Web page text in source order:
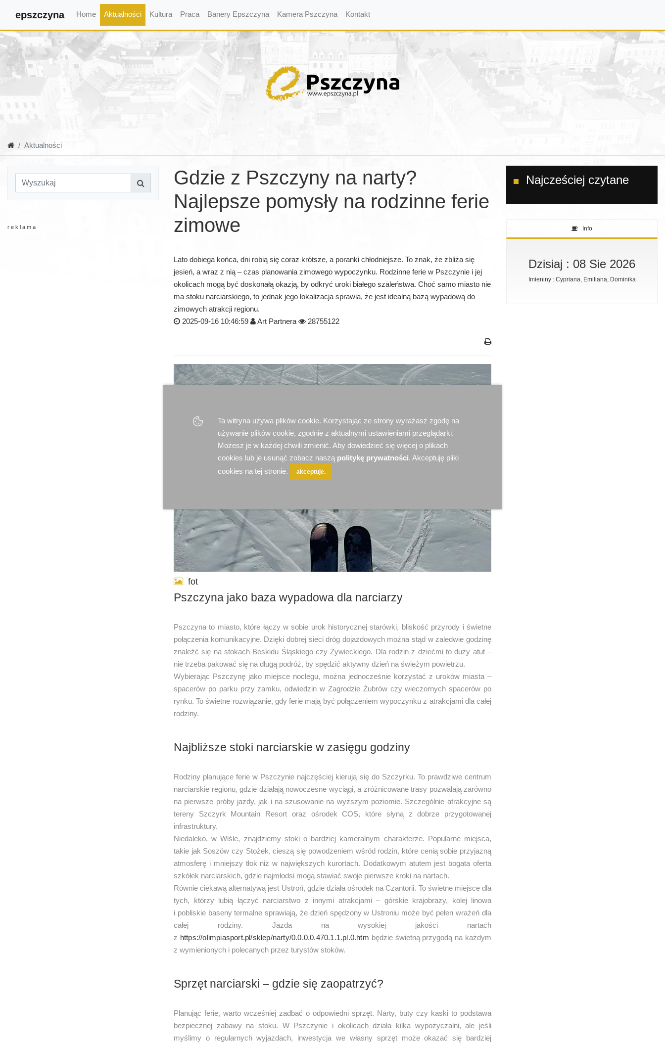
epszczyna Home Aktualności Kultura Praca Banery Epszczyna Kamera Pszczyna Kontakt
Aktualności
r e k l a m a
Gdzie z Pszczyny na narty?
Najlepsze pomysły na rodzinne ferie
zimowe
Lato dobiega końca, dni robią się coraz krótsze, a poranki chłodniejsze. To znak, że zbliża się
jesień, a wraz z nią – czas planowania zimowego wypoczynku. Rodzinne ferie w Pszczynie i jej
okolicach mogą być doskonałą okazją, by odkryć uroki białego szaleństwa. Choć samo miasto nie
ma stoku narciarskiego, to jednak jego lokalizacja sprawia, że jest idealną bazą wypadową do
zimowych atrakcji regionu.
2025-09-16 10:46:59
Art Partnera 28755122
fot
Pszczyna jako baza wypadowa dla narciarzy
Pszczyna to miasto, które łączy w sobie urok historycznej starówki, bliskość przyrody i świetne
połączenia komunikacyjne. Dzięki dobrej sieci dróg dojazdowych można stąd w zaledwie godzinę
znaleźć się na stokach Beskidu Śląskiego czy Żywieckiego. Dla rodzin z dziećmi to duży atut –
nie trzeba pakować się na długą podróż, by spędzić aktywny dzień na świeżym powietrzu.
Wybierając Pszczynę jako miejsce noclegu, można jednocześnie korzystać z uroków miasta –
spacerów po parku przy zamku, odwiedzin w Zagrodzie Żubrów czy wieczornych spacerów po
rynku. To świetne rozwiązanie, gdy ferie mają być połączeniem wypoczynku z atrakcjami dla całej
rodziny.
Najbliższe stoki narciarskie w zasięgu godziny
Rodziny planujące ferie w Pszczynie najczęściej kierują się do Szczyrku. To prawdziwe centrum
narciarskie regionu, gdzie działają nowoczesne wyciągi, a zróżnicowane trasy pozwalają zarówno
na pierwsze próby jazdy, jak i na szusowanie na wyższym poziomie. Szczególnie atrakcyjne są
tereny Szczyrk Mountain Resort oraz ośrodek COS, które słyną z dobrze przygotowanej
infrastruktury.
Niedaleko, w Wiśle, znajdziemy stoki o bardziej kameralnym charakterze. Popularne miejsca,
takie jak Soszów czy Stożek, cieszą się powodzeniem wśród rodzin, które cenią sobie przyjazną
atmosferę i mniejszy tłok niż w największych kurortach. Dodatkowym atutem jest bogata oferta
szkółek narciarskich, gdzie najmłodsi mogą stawiać swoje pierwsze kroki na nartach.
Równie ciekawą alternatywą jest Ustroń, gdzie działa ośrodek na Czantorii. To świetne miejsce dla
tych, którzy lubią łączyć narciarstwo z innymi atrakcjami – górskie krajobrazy, kolej linowa
i pobliskie baseny termalne sprawiają, że dzień spędzony w Ustroniu może być pełen wrażeń dla
całej rodziny. Jazda na wysokiej jakości nartach
z https://olimpiasport.pl/sklep/narty/0.0.0.0.470.1.1.pl.0.htm będzie świetną przygodą na każdym
z wymienionych i polecanych przez turystów stoków.
Sprzęt narciarski – gdzie się zaopatrzyć?
Planując ferie, warto wcześniej zadbać o odpowiedni sprzęt. Narty, buty czy kaski to podstawa
bezpiecznej zabawy na stoku. W Pszczynie i okolicach działa kilka wypożyczalni, ale jeśli
myślimy o regularnych wyjazdach, inwestycja we własny sprzęt może okazać się bardziej
Najcześciej czytane
Info
Dzisiaj : 08 Sie 2026
Imieniny : Cypriana, Emiliana, Dominika
Ta witryna używa plików cookie. Korzystając ze strony wyrażasz zgodę na
używanie plików cookie, zgodnie z aktualnymi ustawieniami przeglądarki.
Możesz je w każdej chwili zmienić. Aby dowiedzieć się więcej o plikach
cookies lub je usunąć zobacz naszą politykę prywatności. Akceptuję pliki
cookies na tej stronie.
akceptuje.